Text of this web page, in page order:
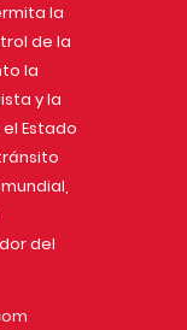
la
de la
la
y la
Estado
del